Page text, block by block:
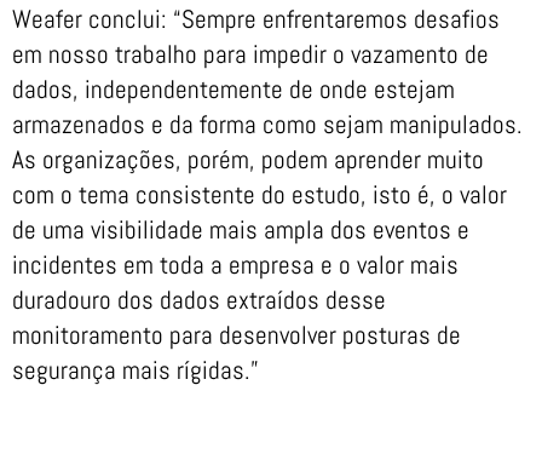
Weafer conclui: “Sempre enfrentaremos desafios
em nosso trabalho para impedir o vazamento de
dados, independentemente de onde estejam
armazenados e da forma como sejam manipulados.
As organizações, porém, podem aprender muito
com o tema consistente do estudo, isto é, o valor
de uma visibilidade mais ampla dos eventos e
incidentes em toda a empresa e o valor mais
duradouro dos dados extraídos desse
monitoramento para desenvolver posturas de
segurança mais rígidas.”